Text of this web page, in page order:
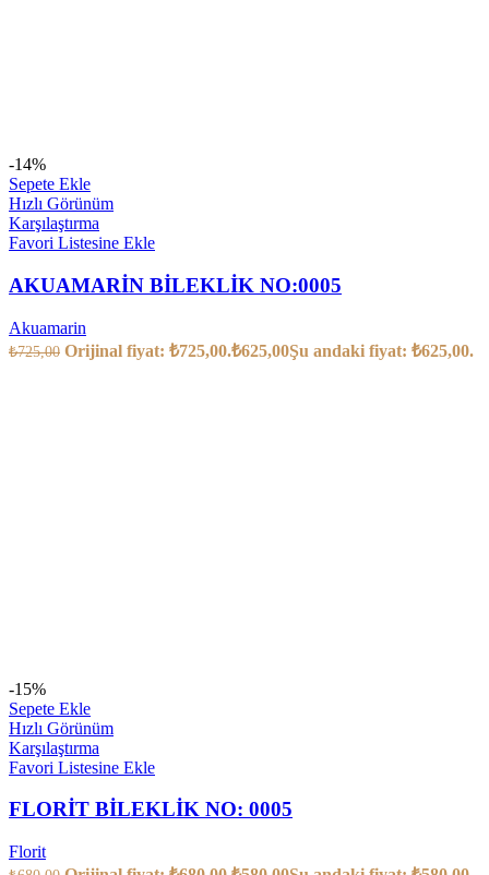
-14%
Sepete Ekle
Hızlı Görünüm
Karşılaştırma
Favori Listesine Ekle
AKUAMARİN BİLEKLİK NO:0005
Akuamarin
₺725,00 Orijinal fiyat: ₺725,00.₺625,00Şu andaki fiyat: ₺625,00.
-15%
Sepete Ekle
Hızlı Görünüm
Karşılaştırma
Favori Listesine Ekle
FLORİT BİLEKLİK NO: 0005
Florit